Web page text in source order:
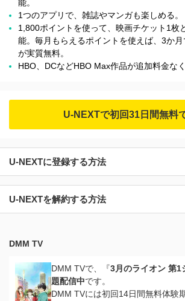
能。
1つのアプリで、雑誌やマンガも楽しめる。
1,800ポイントを使って、映画チケット1枚
能。毎月もらえるポイントを使えば、3か
が実質無料。
HBO、DCなどHBO Max作品が追加料金なく
U-NEXTで初回31日間無料
U-NEXTに登録する方法
U-NEXTを解約する方法
DMM TV
DMM TVで、『3月のライオン 第1
題配信中です。
DMM TVには初回14日間無料体験